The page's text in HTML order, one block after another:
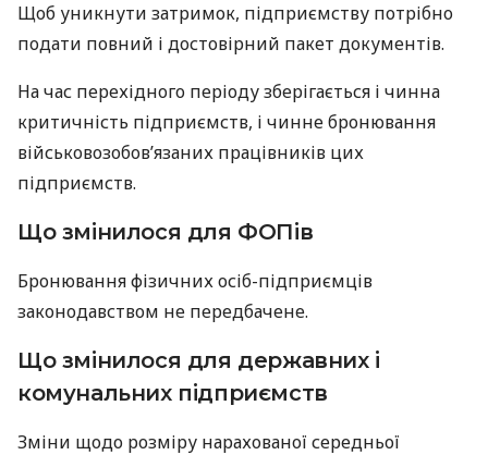
Щоб уникнути затримок, підприємству потрібно
подати повний і достовірний пакет документів.
На час перехідного періоду зберігається і чинна
критичність підприємств, і чинне бронювання
військовозобов’язаних працівників цих
підприємств.
Що змінилося для ФОПів
Бронювання фізичних осіб-підприємців
законодавством не передбачене.
Що змінилося для державних і
комунальних підприємств
Зміни щодо розміру нарахованої середньої